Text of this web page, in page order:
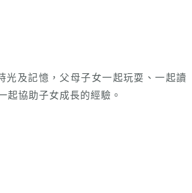
光及記憶，父母子女一起玩耍、一起讀
起協助子女成長的經驗。